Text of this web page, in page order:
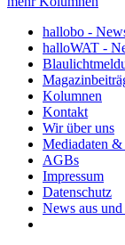
hallobo -
halloWAT -
Kolumnen
Kontakt
Wir über uns
Mediadaten &
AGBs
Impressum
Datenschutz
News aus